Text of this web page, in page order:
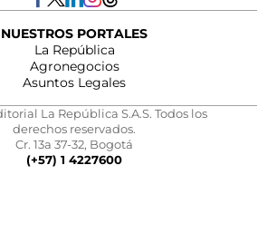
NUESTROS PORTALES
La República
Agronegocios
Asuntos Legales
La República S.A.S. Todos los
derechos reservados.
Cr. 13a 37-32, Bogotá
(+57) 1 4227600